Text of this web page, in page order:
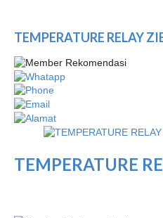
TEMPERATURE RELAY
TEMPERATURE